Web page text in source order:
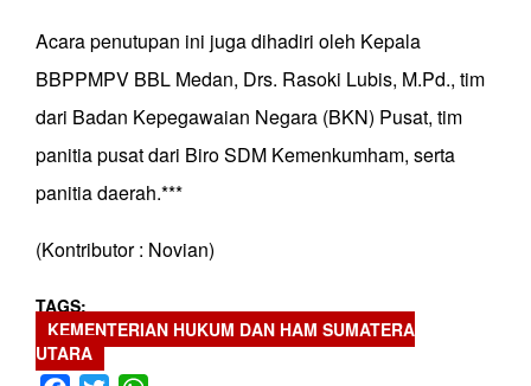
Acara penutupan ini juga dihadiri oleh Kepala
BBPPMPV BBL Medan, Drs. Rasoki Lubis, M.Pd., tim
dari Badan Kepegawaian Negara (BKN) Pusat, tim
panitia pusat dari Biro SDM Kemenkumham, serta
panitia daerah.***
(Kontributor : Novian)
TAGS
KEMENTERIAN HUKUM DAN HAM SUMATERA
UTARA